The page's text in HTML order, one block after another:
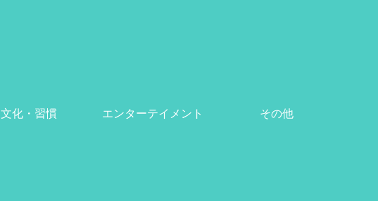
文化・習慣 エンターテイメント その他